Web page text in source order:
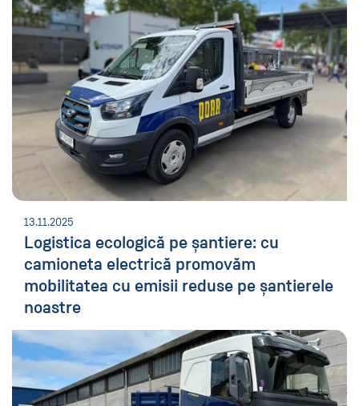
13.11.2025
Logistica ecologică pe șantiere: cu
camioneta electrică promovăm
mobilitatea cu emisii reduse pe șantierele
noastre